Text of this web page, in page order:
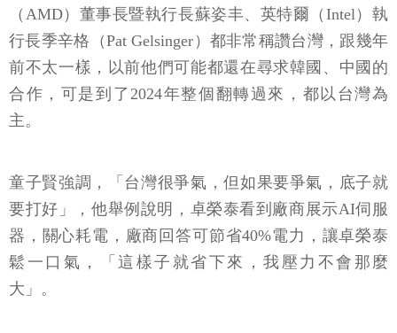
（AMD）董事長暨執行長蘇姿丰、英特爾（Intel）執
行長季辛格（Pat Gelsinger）都非常稱讚台灣，跟幾年
前不太一樣，以前他們可能都還在尋求韓國、中國的
合作，可是到了2024年整個翻轉過來，都以台灣為
主。
童子賢強調，「台灣很爭氣，但如果要爭氣，底子就
要打好」，他舉例說明，卓榮泰看到廠商展示AI伺服
器，關心耗電，廠商回答可節省40%電力，讓卓榮泰
鬆一口氣，「這樣子就省下來，我壓力不會那麼
大」。